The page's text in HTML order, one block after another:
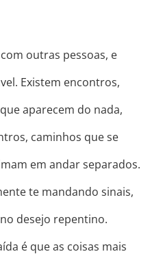
outras pessoas, e
Existem encontros,
aparecem do nada,
caminhos que se
em andar separados.
te mandando sinais,
desejo repentino.
é que as coisas mais